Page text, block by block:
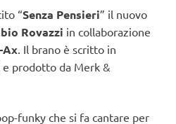
“Senza Pensieri” il nuovo
Rovazzi in collaborazione
Ax . Il brano è scritto in
prodotto da Merk &
funky che si fa cantare per